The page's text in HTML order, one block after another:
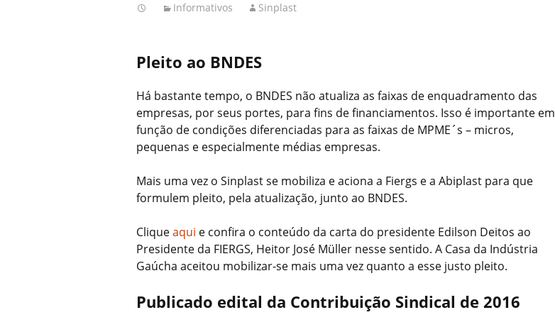
Informativos Sinplast
Pleito ao BNDES
Há bastante tempo, o BNDES não atualiza as faixas de enquadramento das
empresas, por seus portes, para fins de financiamentos. Isso é importante em
função de condições diferenciadas para as faixas de MPME´s – micros,
pequenas e especialmente médias empresas.
Mais uma vez o Sinplast se mobiliza e aciona a Fiergs e a Abiplast para que
formulem pleito, pela atualização, junto ao BNDES.
Cliqueaqui e confira o conteúdo da carta do presidente Edilson Deitos ao
Presidente da FIERGS, Heitor José Müller nesse sentido. A Casa da Indústria
Gaúcha aceitou mobilizar-se mais uma vez quanto a esse justo pleito.
Publicado edital da Contribuição Sindical de 2016